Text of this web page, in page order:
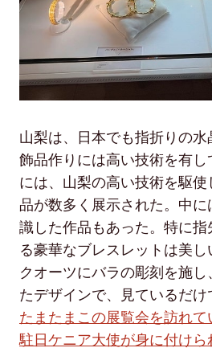
山梨は、日本でも指折りの
飾品作りには高い技術を有
には、山梨の高い技術を駆
品が数多く展示された。中
識した作品もあった。特に
る豪華なブレスレットは美
クオーツにバラの彫刻を施
たデザインで、見ているだけ
たまたまこの展覧会を訪れて
駐日ケニア大使が身に付けら